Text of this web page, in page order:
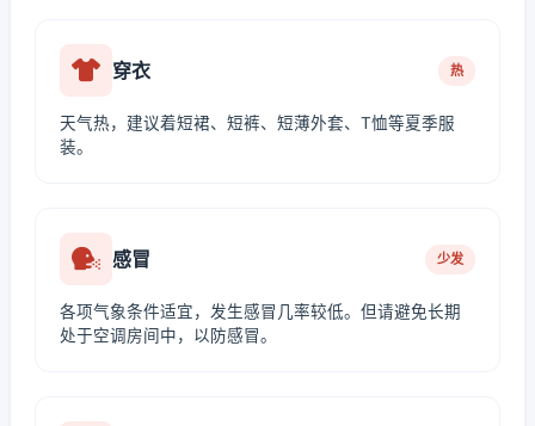
穿衣 热
天气热，建议着短裙、短裤、短薄外套、T恤等夏季服
装。
感冒 少发
各项气象条件适宜，发生感冒几率较低。但请避免长期
处于空调房间中，以防感冒。